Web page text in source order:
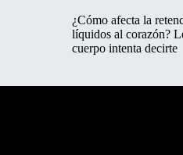
¿Cómo afecta la
líquidos al corazón?
cuerpo intenta decirte